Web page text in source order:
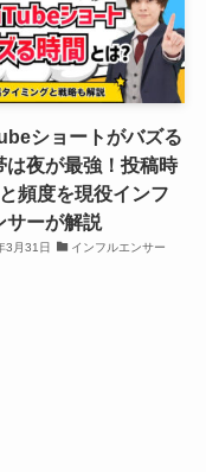
ショートがバズる
は夜が最強！投稿時
頻度を現役インフ
サーが解説
3月31日 インフルエンサー